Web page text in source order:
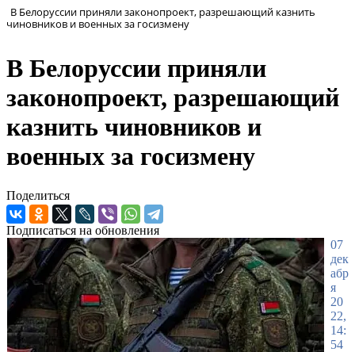
В Белоруссии приняли законопроект, разрешающий казнить
чиновников и военных за госизмену
В Белоруссии приняли
законопроект, разрешающий
казнить чиновников и
военных за госизмену
Поделиться
Подписаться на обновления
07
дек
абр
я
20
22,
14:
54